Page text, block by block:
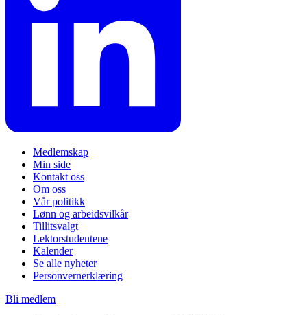
Medlemskap
Min side
Kontakt oss
Om oss
Vår politikk
Lønn og arbeidsvilkår
Tillitsvalgt
Lektorstudentene
Kalender
Se alle nyheter
Personvernerklæring
Bli medlem